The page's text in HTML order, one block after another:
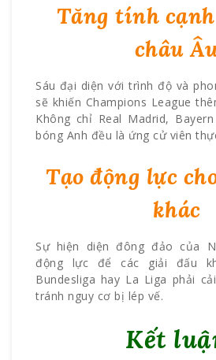
Tăng tính
châu
Sáu đại diện với trình độ và
sẽ khiến Champions League
Không chỉ Real Madrid,
bóng Anh đều là ứng cử viên
Tạo động lực
khác
Sự hiện diện đông đảo của
động lực để các giải đấu
Bundesliga hay La Liga phải
tránh nguy cơ bị lép vế.
Kết